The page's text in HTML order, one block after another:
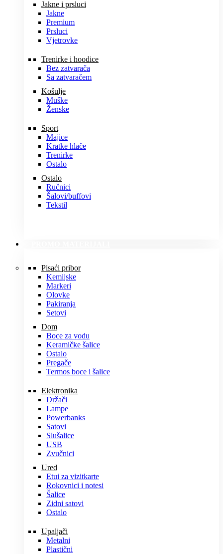
Jakne i prsluci
Jakne
Premium
Prsluci
Vjetrovke
Trenirke i hoodice
Bez zatvarača
Sa zatvaračem
Košulje
Muške
Ženske
Sport
Majice
Kratke hlače
Trenirke
Ostalo
Ostalo
Ručnici
Šalovi/buffovi
Tekstil
Pisaći pribor
Kemijske
Markeri
Olovke
Pakiranja
Setovi
Dom
Boce za vodu
Keramičke šalice
Ostalo
Pregače
Termos boce i šalice
Elektronika
Držači
Lampe
Powerbanks
Satovi
Slušalice
USB
Zvučnici
Ured
Etui za vizitkarte
Rokovnici i notesi
Šalice
Zidni satovi
Ostalo
Upaljači
Metalni
Plastični